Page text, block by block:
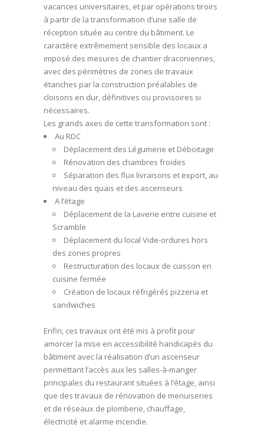
vacances universitaires, et par opérations tiroirs
à partir de la transformation d’une salle de
réception située au centre du bâtiment. Le
caractère extrêmement sensible des locaux a
imposé des mesures de chantier draconiennes,
avec des périmètres de zones de travaux
étanches par la construction préalables de
cloisons en dur, définitives ou provisoires si
nécessaires.
Les grands axes de cette transformation sont :
Au RDC
Déplacement des Légumerie et Déboitage
Rénovation des chambres froides
Séparation des flux livraisons et export, au
niveau des quais et des ascenseurs
A l’étage
Déplacement de la Laverie entre cuisine et
Scramble
Déplacement du local Vide-ordures hors
des zones propres
Restructuration des locaux de cuisson en
cuisine fermée
Création de locaux réfrigérés pizzeria et
sandwiches
Enfin, ces travaux ont été mis à profit pour
amorcer la mise en accessibilité handicapés du
bâtiment avec la réalisation d’un ascenseur
permettant l’accès aux les salles-à-manger
principales du restaurant situées à l’étage, ainsi
que des travaux de rénovation de menuiseries
et de réseaux de plomberie, chauffage,
électricité et alarme incendie.